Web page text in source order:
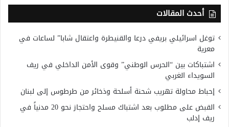
أحدث المقالات
توغل اسرائيلي بريفي درعا والقنيطرة واعتقال شابا” لساعات في
معرية
اشتباكات بين “الحرس الوطني” وقوى الأمن الداخلي في ريف
السويداء الغربي
إحباط محاولة تهريب شحنة أسلحة وذخائر من طرطوس إلى لبنان
القبض على مطلوب بعد اشتباك مسلح واحتجاز نحو 20 مدنياً في
ريف إدلب